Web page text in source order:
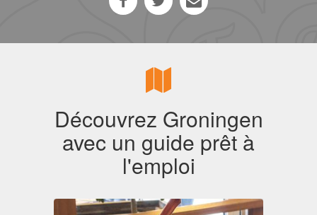
Découvrez Groningen
avec un guide prêt à
l'emploi